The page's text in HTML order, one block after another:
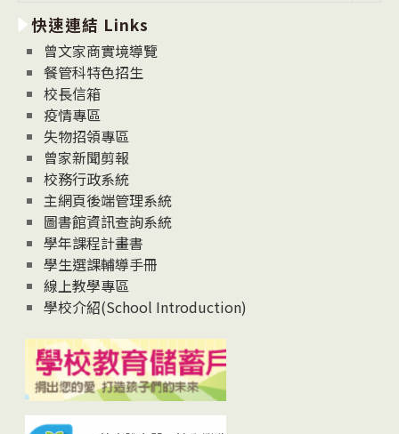
消
息
News
快速連結 Links
曾文家商實境導覽
餐管科特色招生
校長信箱
疫情專區
失物招領專區
曾家新聞剪報
校務行政系統
主網頁後端管理系統
圖書館資訊查詢系統
學年課程計畫書
學生選課輔導手冊
線上教學專區
學校介紹(School Introduction)